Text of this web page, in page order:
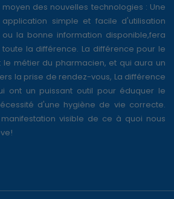
moyen des nouvelles technologies : Une
application simple et facile d'utilisation
ou la bonne information disponible,fera
toute la différence. La différence pour le
métier du pharmacien, et qui aura un
la prise de rendez-vous, La différence
ont un puissant outil pour éduquer le
d'une hygiène de vie correcte.
visible de ce à quoi nous